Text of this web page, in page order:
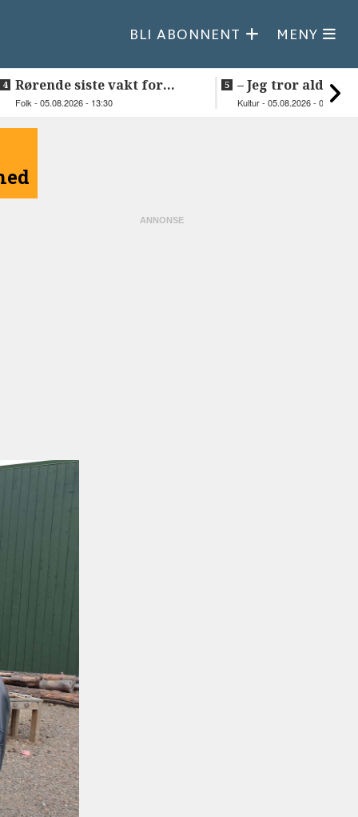
BLI ABONNENT MENY
Rørende siste vakt for
Inge på Helnessund-kaia
Folk - 05.08.2026 - 13:30
–⁠ Jeg tror aldri
så vakker natur
Kultur - 05.08.2026 - 09:20